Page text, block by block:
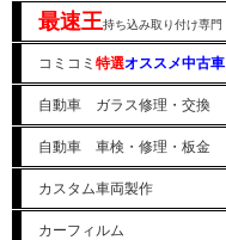
最速王持ち込み取り付け専門
コミコミ 特選オススメ中古車
自動車 ガラス修理・交換
自動車 車検・修理・板金
カスタム車両製作
カーフィルム